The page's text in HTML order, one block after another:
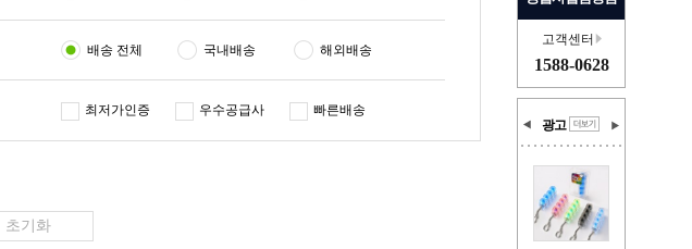
고객센터
1588-0628
광고
배송 전체 국내배송 해외배송
최저가인증 우수공급사 빠른배송